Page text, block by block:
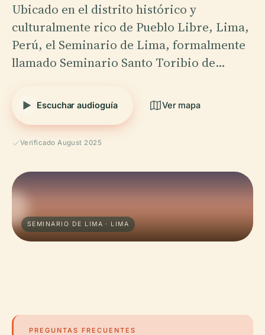
Ubicado en el distrito histórico y
culturalmente rico de Pueblo Libre, Lima,
Perú, el Seminario de Lima, formalmente
llamado Seminario Santo Toribio de…
Escuchar audioguía Ver mapa
Verificado August 2025
SEMINARIO DE LIMA · LIMA
PREGUNTAS FRECUENTES